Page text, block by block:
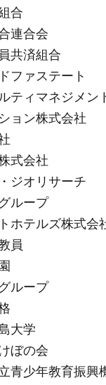
合
連合会
共済組合
ファステート
ティマネジメン
ョン株式会社
式会社
ジオリサーチ
ループ
ホテルズ株式会
員
ループ
大学
ぼの会
青少年教育振興